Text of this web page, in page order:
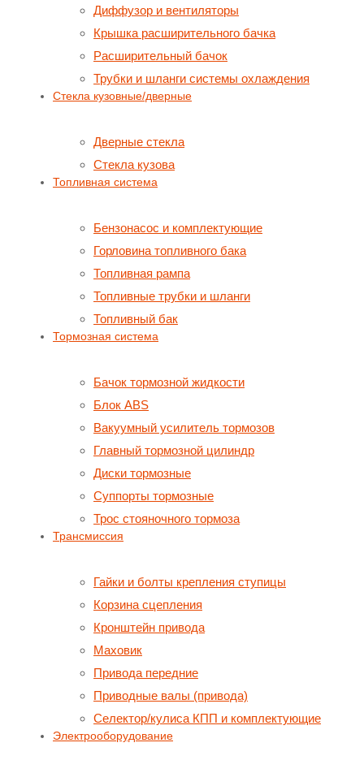
Диффузор и вентиляторы
Крышка расширительного бачка
Расширительный бачок
Трубки и шланги системы охлаждения
Стекла кузовные/дверные
Дверные стекла
Стекла кузова
Топливная система
Бензонасос и комплектующие
Горловина топливного бака
Топливная рампа
Топливные трубки и шланги
Топливный бак
Тормозная система
Бачок тормозной жидкости
Блок ABS
Вакуумный усилитель тормозов
Главный тормозной цилиндр
Диски тормозные
Суппорты тормозные
Трос стояночного тормоза
Трансмиссия
Гайки и болты крепления ступицы
Корзина сцепления
Кронштейн привода
Маховик
Привода передние
Приводные валы (привода)
Селектор/кулиса КПП и комплектующие
Электрооборудование